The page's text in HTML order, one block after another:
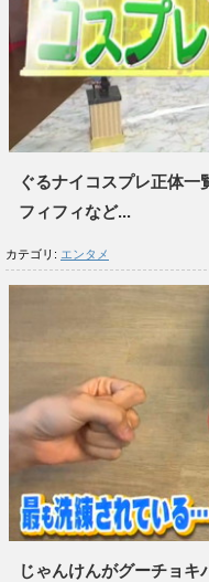
ぐるナイコスプレ正体一
フィフィなど...
カテゴリ: エンタメ
じゃんけんがグーチョキ